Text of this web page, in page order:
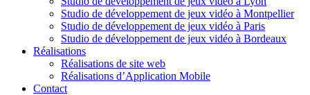
Studio de développement de jeux vidéo à Montpellier
Studio de développement de jeux vidéo à Paris
Studio de développement de jeux vidéo à Bordeaux
Réalisations
Réalisations de site web
Réalisations d’Application Mobile
Contact